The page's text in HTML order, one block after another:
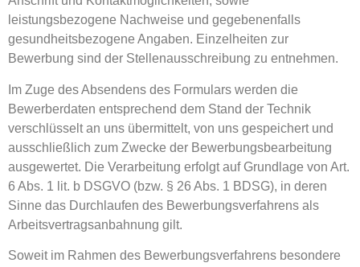
leistungsbezogene Nachweise und gegebenenfalls
gesundheitsbezogene Angaben. Einzelheiten zur
Bewerbung sind der Stellenausschreibung zu entnehmen.
Im Zuge des Absendens des Formulars werden die
Bewerberdaten entsprechend dem Stand der Technik
verschlüsselt an uns übermittelt, von uns gespeichert und
ausschließlich zum Zwecke der Bewerbungsbearbeitung
ausgewertet. Die Verarbeitung erfolgt auf Grundlage von Art.
6 Abs. 1 lit. b DSGVO (bzw. § 26 Abs. 1 BDSG), in deren
Sinne das Durchlaufen des Bewerbungsverfahrens als
Arbeitsvertragsanbahnung gilt.
Soweit im Rahmen des Bewerbungsverfahrens besondere